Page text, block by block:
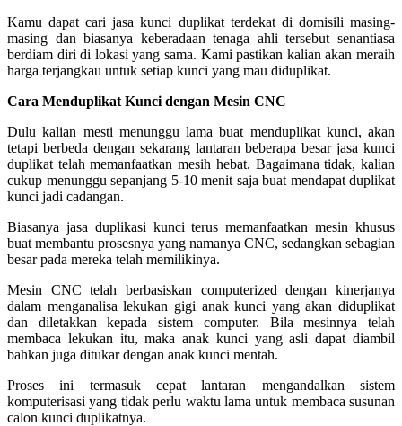
Kamu dapat cari jasa kunci duplikat terdekat di domisili masing-
masing dan biasanya keberadaan tenaga ahli tersebut senantiasa
berdiam diri di lokasi yang sama. Kami pastikan kalian akan meraih
harga terjangkau untuk setiap kunci yang mau diduplikat.
Cara Menduplikat Kunci dengan Mesin CNC
Dulu kalian mesti menunggu lama buat menduplikat kunci, akan
tetapi berbeda dengan sekarang lantaran beberapa besar jasa kunci
duplikat telah memanfaatkan mesih hebat. Bagaimana tidak, kalian
cukup menunggu sepanjang 5-10 menit saja buat mendapat duplikat
kunci jadi cadangan.
Biasanya jasa duplikasi kunci terus memanfaatkan mesin khusus
buat membantu prosesnya yang namanya CNC, sedangkan sebagian
besar pada mereka telah memilikinya.
Mesin CNC telah berbasiskan computerized dengan kinerjanya
dalam menganalisa lekukan gigi anak kunci yang akan diduplikat
dan diletakkan kepada sistem computer. Bila mesinnya telah
membaca lekukan itu, maka anak kunci yang asli dapat diambil
bahkan juga ditukar dengan anak kunci mentah.
Proses ini termasuk cepat lantaran mengandalkan sistem
komputerisasi yang tidak perlu waktu lama untuk membaca susunan
calon kunci duplikatnya.